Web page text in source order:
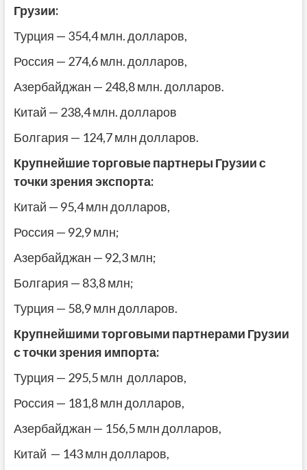
Грузии:
Турция — 354,4 млн. долларов,
Россия — 274,6 млн. долларов,
Азербайджан — 248,8 млн. долларов.
Китай — 238,4 млн. долларов
Болгария — 124,7 млн ​​долларов.
Крупнейшие торговые партнеры Грузии с
точки зрения экспорта:
Китай — 95,4 млн долларов,
Россия — 92,9 млн;
Азербайджан — 92,3 млн;
Болгария — 83,8 млн;
Турция — 58,9 млн долларов.
Крупнейшими торговыми партнерами Грузии
с точки зрения импорта:
Турция — 295,5 млн долларов,
Россия — 181,8 млн долларов,
Азербайджан — 156,5 млн долларов,
Китай — 143 млн долларов,